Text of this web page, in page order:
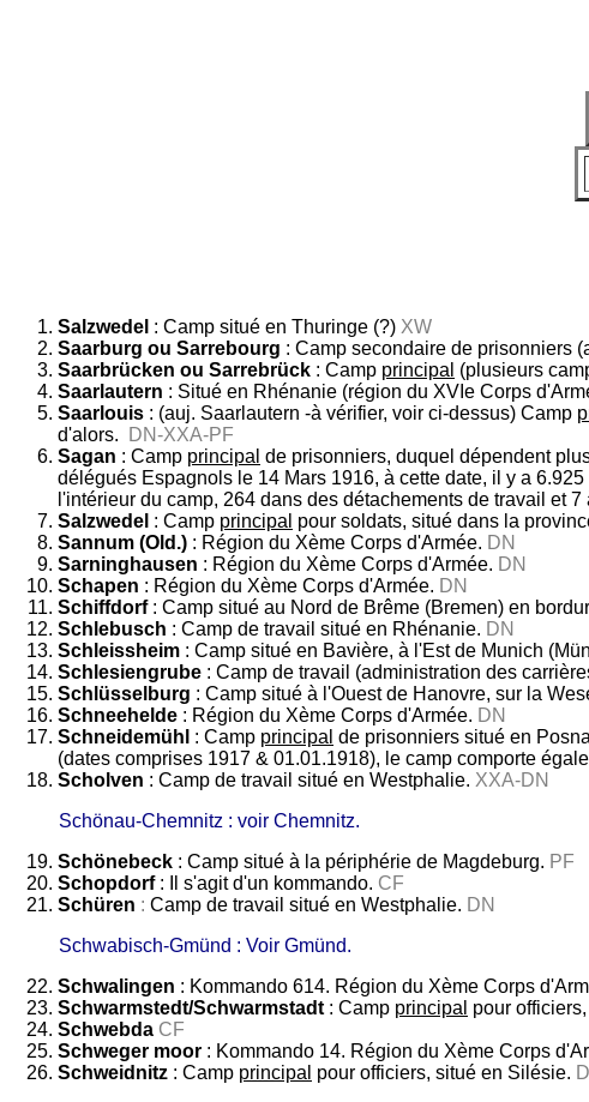
Salzwedel : Camp situé en Thuringe (?) XW
Saarburg ou Sarrebourg : Camp secondaire de prisonniers
Saarbrücken ou Sarrebrück : Camp principal (plusieurs
Saarlautern : Situé en Rhénanie (région du XVIe Corps
Saarlouis : (auj. Saarlautern -à vérifier, voir ci-dessus) Camp
d'alors.
DN-XXA-PF
Sagan : Camp principal de prisonniers, duquel dépendent
délégués Espagnols le 14 Mars 1916, à cette date, il y a
l'intérieur du camp, 264 dans des détachements de travail et 7
Salzwedel : Camp principal pour soldats, situé dans la
Sannum (Old.) : Région du Xème Corps d'Armée. DN
Sarninghausen : Région du Xème Corps d'Armée. DN
Schapen : Région du Xème Corps d'Armée. DN
Schiffdorf : Camp situé au Nord de Brême (Bremen) en
Schlebusch : Camp de travail situé en Rhénanie. DN
Schleissheim : Camp situé en Bavière, à l'Est de Munich
Schlesiengrube : Camp de travail (administration des
Schlüsselburg : Camp situé à l'Ouest de Hanovre, sur la
Schneehelde : Région du Xème Corps d'Armée. DN
Schneidemühl : Camp principal de prisonniers situé en
(dates comprises 1917 & 01.01.1918), le camp comporte
Scholven : Camp de travail situé en Westphalie. XXA-DN
Schönau-Chemnitz : voir Chemnitz.
Schönebeck : Camp situé à la périphérie de Magdeburg. PF
Schopdorf : Il s'agit d'un kommando. CF
Schüren : Camp de travail situé en Westphalie. DN
Schwabisch-Gmünd : Voir Gmünd.
Schwalingen : Kommando 614. Région du Xème Corps
Schwarmstedt/Schwarmstadt : Camp principal pour
Schwebda CF
Schweger moor : Kommando 14. Région du Xème Corps
Schweidnitz : Camp principal pour officiers, situé en Silésie.